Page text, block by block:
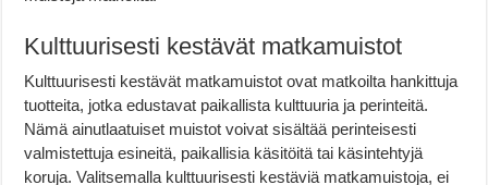
Kulttuurisesti kestävät matkamuistot
Kulttuurisesti kestävät matkamuistot ovat matkoilta hankittuja
tuotteita, jotka edustavat paikallista kulttuuria ja perinteitä.
Nämä ainutlaatuiset muistot voivat sisältää perinteisesti
valmistettuja esineitä, paikallisia käsitöitä tai käsintehtyjä
koruja. Valitsemalla kulttuurisesti kestäviä matkamuistoja, ei